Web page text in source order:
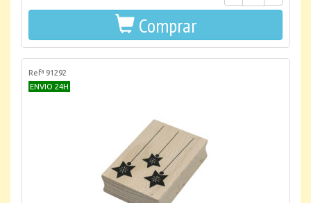
Comprar
Refª 91292
ENVIO 24H